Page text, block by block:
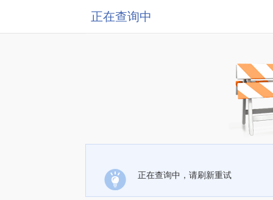
正在查询中
正在查询中，请刷新重试